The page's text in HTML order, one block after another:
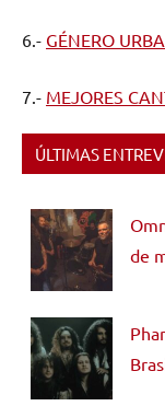
6.- GÉNERO
7.- MEJORES
ÚLTIMAS
de